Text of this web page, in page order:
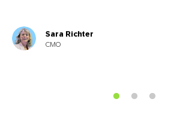
Sara Richter
CMO